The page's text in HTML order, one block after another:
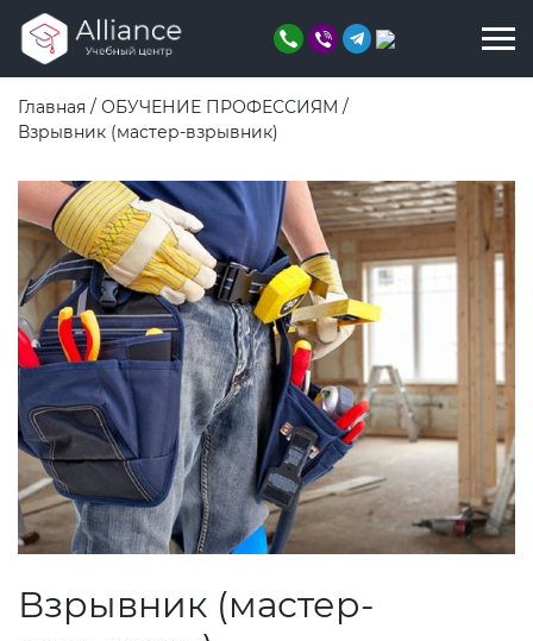
Главная / ОБУЧЕНИЕ ПРОФЕССИЯМ /
Взрывник (мастер-взрывник)
Взрывник (мастер-